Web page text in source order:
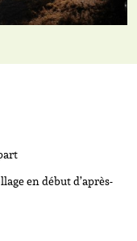
en début d’après-